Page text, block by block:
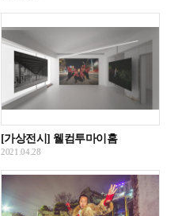
[가상전시] 웰컴투마이홈
2021.04.28